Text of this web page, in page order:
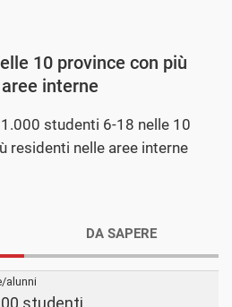
10 province con più
interne
studenti 6-18 nelle 10
residenti nelle aree interne
DA SAPERE